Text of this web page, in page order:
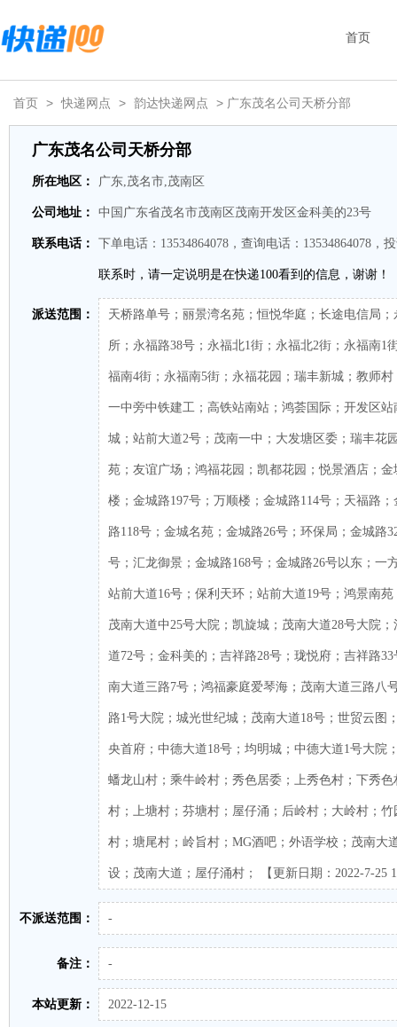
首页
首页 > 快递网点 > 韵达快递网点 > 广东茂名公司天桥分部
广东茂名公司天桥分部
所在地区： 广东,茂名市,茂南区
公司地址： 中国广东省茂名市茂南区茂南开发区金科美的23号
联系电话： 下单电话：13534864078，查询电话：13534864078，
联系时，请一定说明是在快递100看到的信息，谢谢！
派送范围： 天桥路单号；丽景湾名苑；恒悦华庭；长途电信局
所；永福路38号；永福北1街；永福北2街；永福南1
福南4街；永福南5街；永福花园；瑞丰新城；教师
一中旁中铁建工；高铁站南站；鸿荟国际；开发区
城；站前大道2号；茂南一中；大发塘区委；瑞丰花
苑；友谊广场；鸿福花园；凯都花园；悦景酒店；
楼；金城路197号；万顺楼；金城路114号；天福路
路118号；金城名苑；金城路26号；环保局；金城路
号；汇龙御景；金城路168号；金城路26号以东；一
站前大道16号；保利天环；站前大道19号；鸿景南
茂南大道中25号大院；凯旋城；茂南大道28号大院
道72号；金科美的；吉祥路28号；珑悦府；吉祥路
南大道三路7号；鸿福豪庭爱琴海；茂南大道三路八
路1号大院；城光世纪城；茂南大道18号；世贸云图
央首府；中德大道18号；均明城；中德大道1号大院
蟠龙山村；乘牛岭村；秀色居委；上秀色村；下秀
村；上塘村；芬塘村；屋仔涌；后岭村；大岭村；
村；塘尾村；岭旨村；MG酒吧；外语学校；茂南大
设；茂南大道；屋仔涌村； 【更新日期：2022-7-25
不派送范围： -
备注： -
本站更新： 2022-12-15